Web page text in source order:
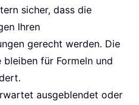
sicher, dass die
Ihren
gerecht werden. Die
für Formeln und
ausgeblendet oder